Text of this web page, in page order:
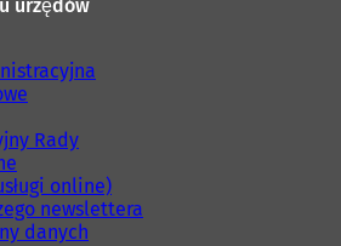
urzędów
Rady
online)
newslettera
danych